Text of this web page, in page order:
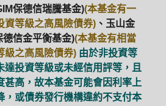
保德信瑞騰基金)(本基金有一
資等級之高風險債券) 、玉山金
德信金平衡基金)(本基金有相當
級之高風險債券) 由於非投資等
達投資等級或未經信用評等，且
甚高，故本基金可能會因利率上
，或債券發行機構違約不支付本